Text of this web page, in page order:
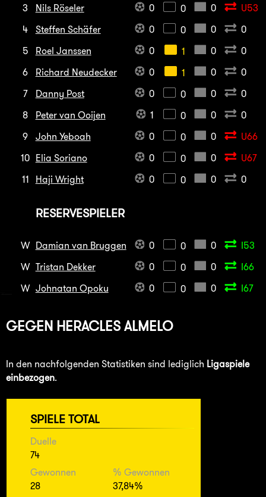
3
Nils Röseler 0 0 0
U53
4
Steffen Schäfer 0 0 0
0
5
Roel Janssen 0 1 0
0
6
Richard Neudecker 0 1 0
0
7
Danny Post 0 0 0
0
8
Peter van Ooijen 1 0 0
0
9
John Yeboah 0 0 0
U66
10 Elia Soriano 0 0 0
U67
11
Haji Wright 0 0 0 0
RESERVESPIELER
W Damian van Bruggen 0 0 0
I53
W Tristan Dekker 0 0 0
I66
W Johnatan Opoku 0 0 0 I67
GEGEN HERACLES ALMELO
In den nachfolgenden Statistiken sind lediglich Ligaspiele
einbezogen.
SPIELE TOTAL
Duelle
74
Gewonnen
28
% Gewonnen
37,84%